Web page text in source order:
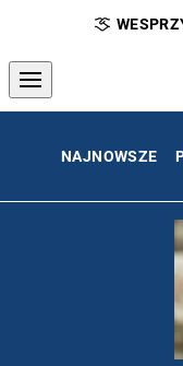
NAJNOWSZE